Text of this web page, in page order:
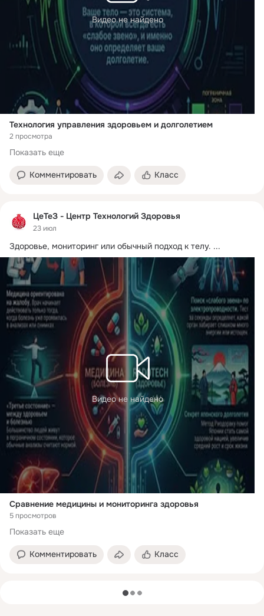
Видео не найдено
Технология управления здоровьем и долголетием
2 просмотра
Показать еще
Комментировать Класс
ЦеТеЗ - Центр Технологий Здоровья
23 июл
Здоровье, мониторинг или обычный подход к телу. ...
Видео не найдено
Сравнение медицины и мониторинга здоровья
5 просмотров
Показать еще
Комментировать Класс